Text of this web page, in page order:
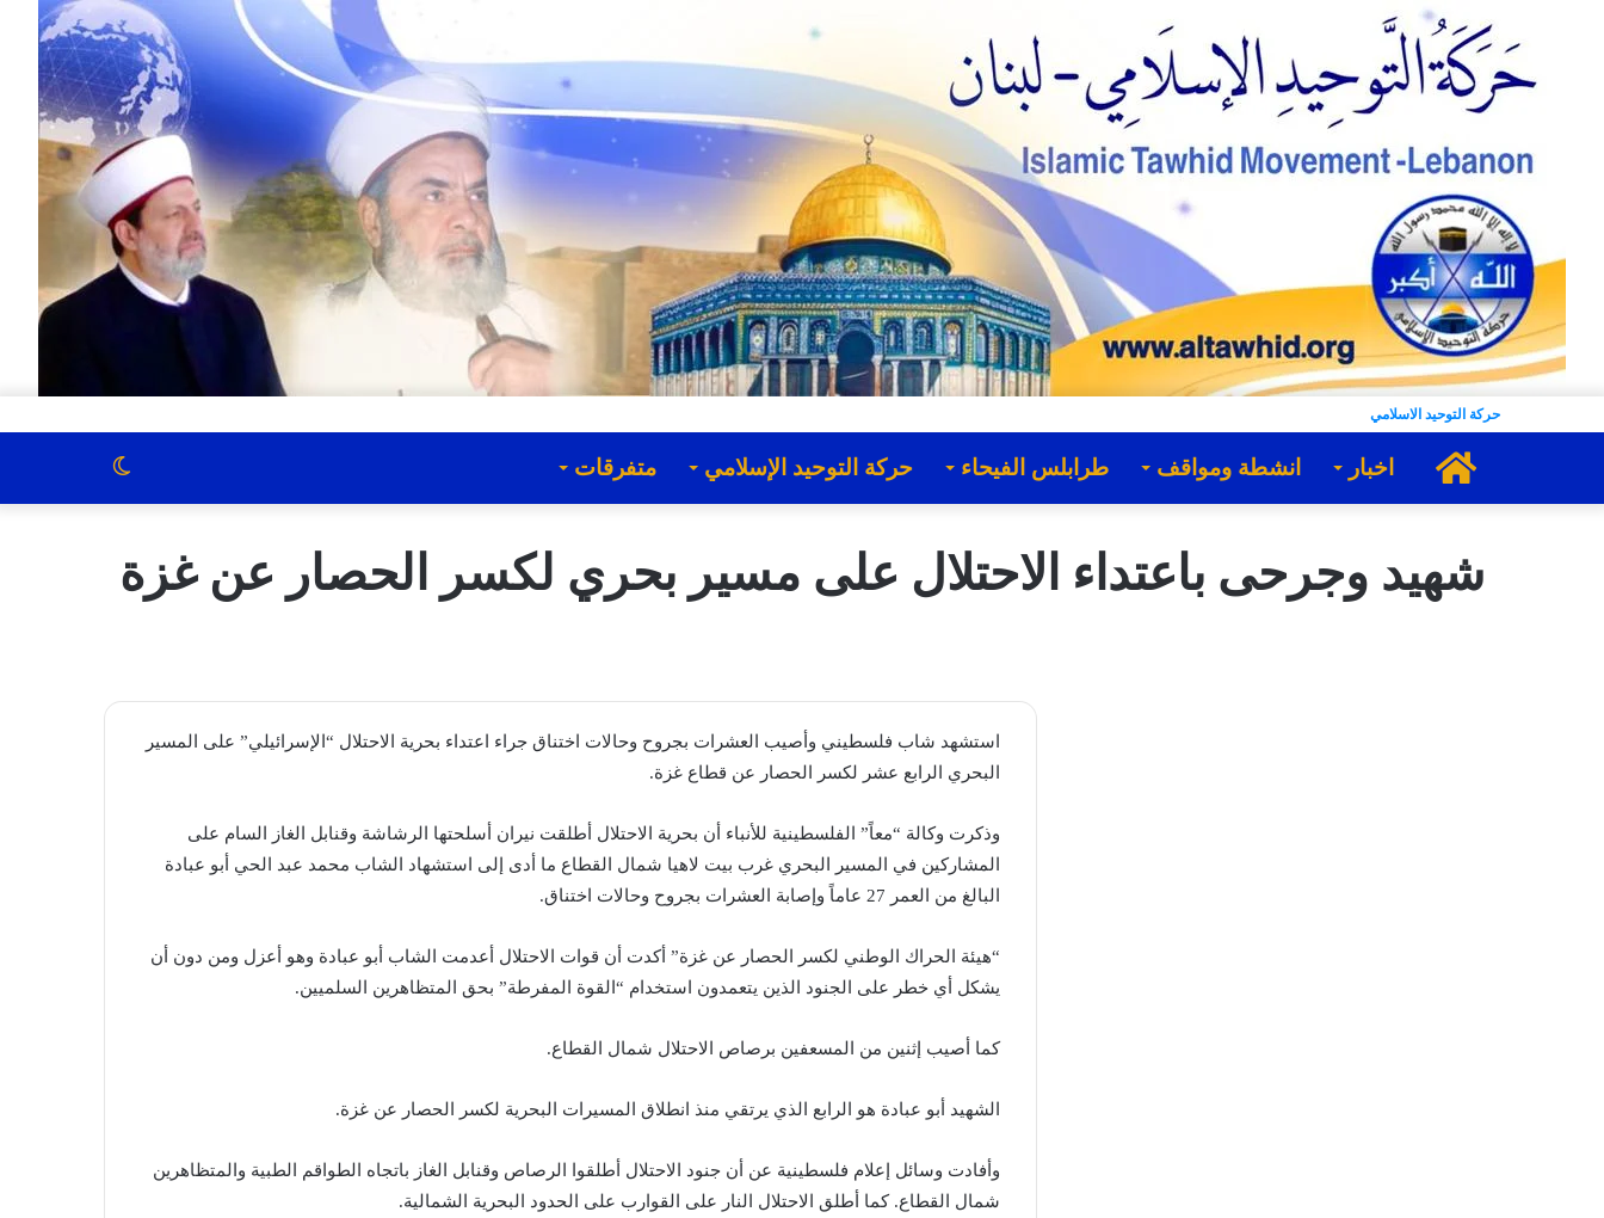
حركة التوحيد الاسلامي
الرئيسية
اخبار انشطة ومواقف طرابلس الفيحاء حركة التوحيد الإسلامي متفرقات
شهيد وجرحى باعتداء الاحتلال على مسير بحري لكسر الحصار عن غزة
استشهد شاب فلسطيني وأصيب العشرات بجروح وحالات اختناق جراء اعتداء بحرية الاحتلال “الإسرائيلي” على المسير
البحري الرابع عشر لكسر الحصار عن قطاع غزة.
وذكرت وكالة “معاً” الفلسطينية للأنباء أن بحرية الاحتلال أطلقت نيران أسلحتها الرشاشة وقنابل الغاز السام على
المشاركين في المسير البحري غرب بيت لاهيا شمال القطاع ما أدى إلى استشهاد الشاب محمد عبد الحي أبو عبادة
البالغ من العمر 27 عاماً وإصابة العشرات بجروح وحالات اختناق.
“هيئة الحراك الوطني لكسر الحصار عن غزة” أكدت أن قوات الاحتلال أعدمت الشاب أبو عبادة وهو أعزل ومن دون أن
يشكل أي خطر على الجنود الذين يتعمدون استخدام “القوة المفرطة” بحق المتظاهرين السلميين.
كما أصيب إثنين من المسعفين برصاص الاحتلال شمال القطاع.
الشهيد أبو عبادة هو الرابع الذي يرتقي منذ انطلاق المسيرات البحرية لكسر الحصار عن غزة.
وأفادت وسائل إعلام فلسطينية عن أن جنود الاحتلال أطلقوا الرصاص وقنابل الغاز باتجاه الطواقم الطبية والمتظاهرين
شمال القطاع. كما أطلق الاحتلال النار على القوارب على الحدود البحرية الشمالية.